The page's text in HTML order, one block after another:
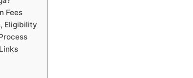
Fees
Eligibility